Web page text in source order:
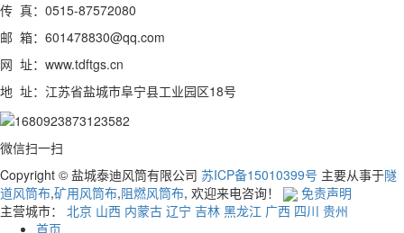
传 真：0515-87572080
邮 箱：601478830@qq.com
网 址：www.tdftgs.cn
地 址：江苏省盐城市阜宁县工业园区18号
微信扫一扫
Copyright © 盐城泰迪风筒有限公司 苏ICP备15010399号 主要从事于隧
道风筒布,矿用风筒布,阻燃风筒布, 欢迎来电咨询！
免责声明
主营城市： 北京 山西 内蒙古 辽宁 吉林 黑龙江 广西 四川 贵州
首页